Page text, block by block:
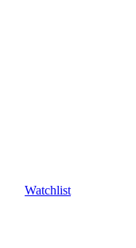
Watchlist